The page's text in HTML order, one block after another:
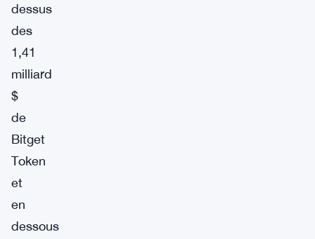
dessus
des
1,41
milliard
$
de
Bitget
Token
et
en
dessous